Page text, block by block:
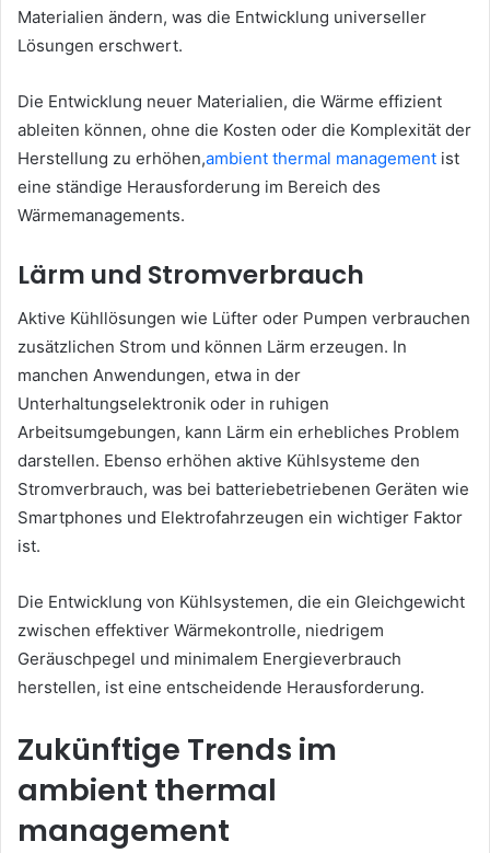
Materialien ändern, was die Entwicklung universeller
Lösungen erschwert.
Die Entwicklung neuer Materialien, die Wärme effizient
ableiten können, ohne die Kosten oder die Komplexität der
Herstellung zu erhöhen,ambient thermal management ist
eine ständige Herausforderung im Bereich des
Wärmemanagements.
Lärm und Stromverbrauch
Aktive Kühllösungen wie Lüfter oder Pumpen verbrauchen
zusätzlichen Strom und können Lärm erzeugen. In
manchen Anwendungen, etwa in der
Unterhaltungselektronik oder in ruhigen
Arbeitsumgebungen, kann Lärm ein erhebliches Problem
darstellen. Ebenso erhöhen aktive Kühlsysteme den
Stromverbrauch, was bei batteriebetriebenen Geräten wie
Smartphones und Elektrofahrzeugen ein wichtiger Faktor
ist.
Die Entwicklung von Kühlsystemen, die ein Gleichgewicht
zwischen effektiver Wärmekontrolle, niedrigem
Geräuschpegel und minimalem Energieverbrauch
herstellen, ist eine entscheidende Herausforderung.
Zukünftige Trends im
ambient thermal
management